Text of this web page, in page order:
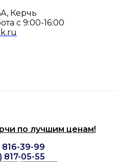
Керчь
с 9:00-16:00
по лучшим ценам!
816-39-99
817-05-55